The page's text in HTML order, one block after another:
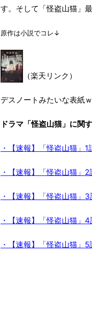
す。そして「怪盗山猫」
原作は小説でコレ↓
（楽天リンク）
デスノートみたいな表紙ｗ
ドラマ「怪盗山猫」に関
・【速報】「怪盗山猫」
・【速報】「怪盗山猫」
・【速報】「怪盗山猫」
・【速報】「怪盗山猫」
・【速報】「怪盗山猫」